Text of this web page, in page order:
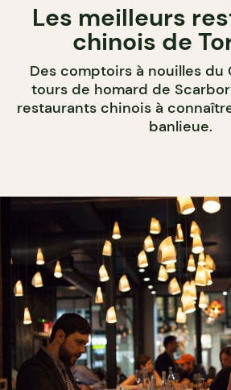
Les meilleurs
chinois de
Des comptoirs à nouilles du
tours de homard de
restaurants chinois à
banlieue.